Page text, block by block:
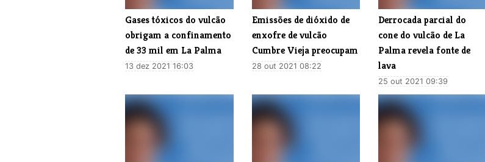
Gases tóxicos do vulcão
obrigam a confinamento
de 33 mil em La Palma
13 dez 2021 16:03
Emissões de dióxido de
enxofre de vulcão
Cumbre Vieja preocupam
28 out 2021 08:22
Derrocada parcial do
cone do vulcão de La
Palma revela fonte de
lava
25 out 2021 09:39